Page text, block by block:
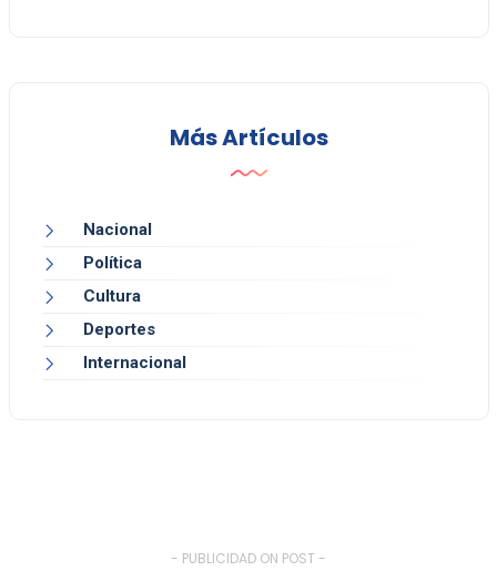
Más Artículos
Nacional
Política
Cultura
Deportes
Internacional
- PUBLICIDAD ON POST -